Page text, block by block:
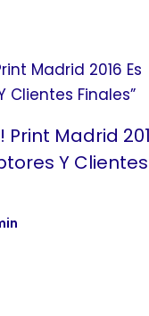
Print Madrid
Y Clientes